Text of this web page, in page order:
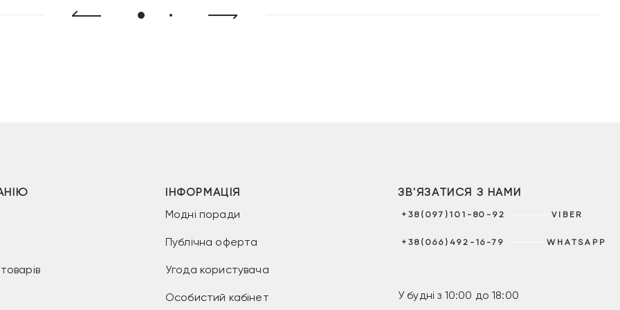
ІНФОРМАЦІЯ
Модні поради
Публічна оферта
Угода користувача
Особистий кабінет
ЗВ'ЯЗАТИСЯ З НАМИ
+38(097)101-80-92 VIBER
+38(066)492-16-79 WHATSAPP
У будні з 10:00 до 18:00